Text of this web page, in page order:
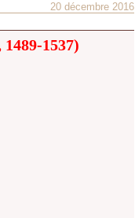
20 décembre 2016
1537)